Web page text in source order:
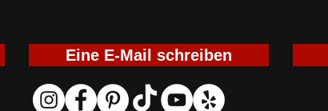
Eine E-Mail schreiben